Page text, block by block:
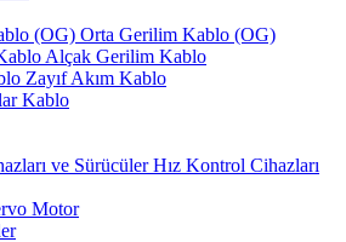
Orta Gerilim Kablo (OG)
Alçak Gerilim Kablo
Zayıf Akım Kablo
Kablo
Hız Kontrol Cihazları
Motor